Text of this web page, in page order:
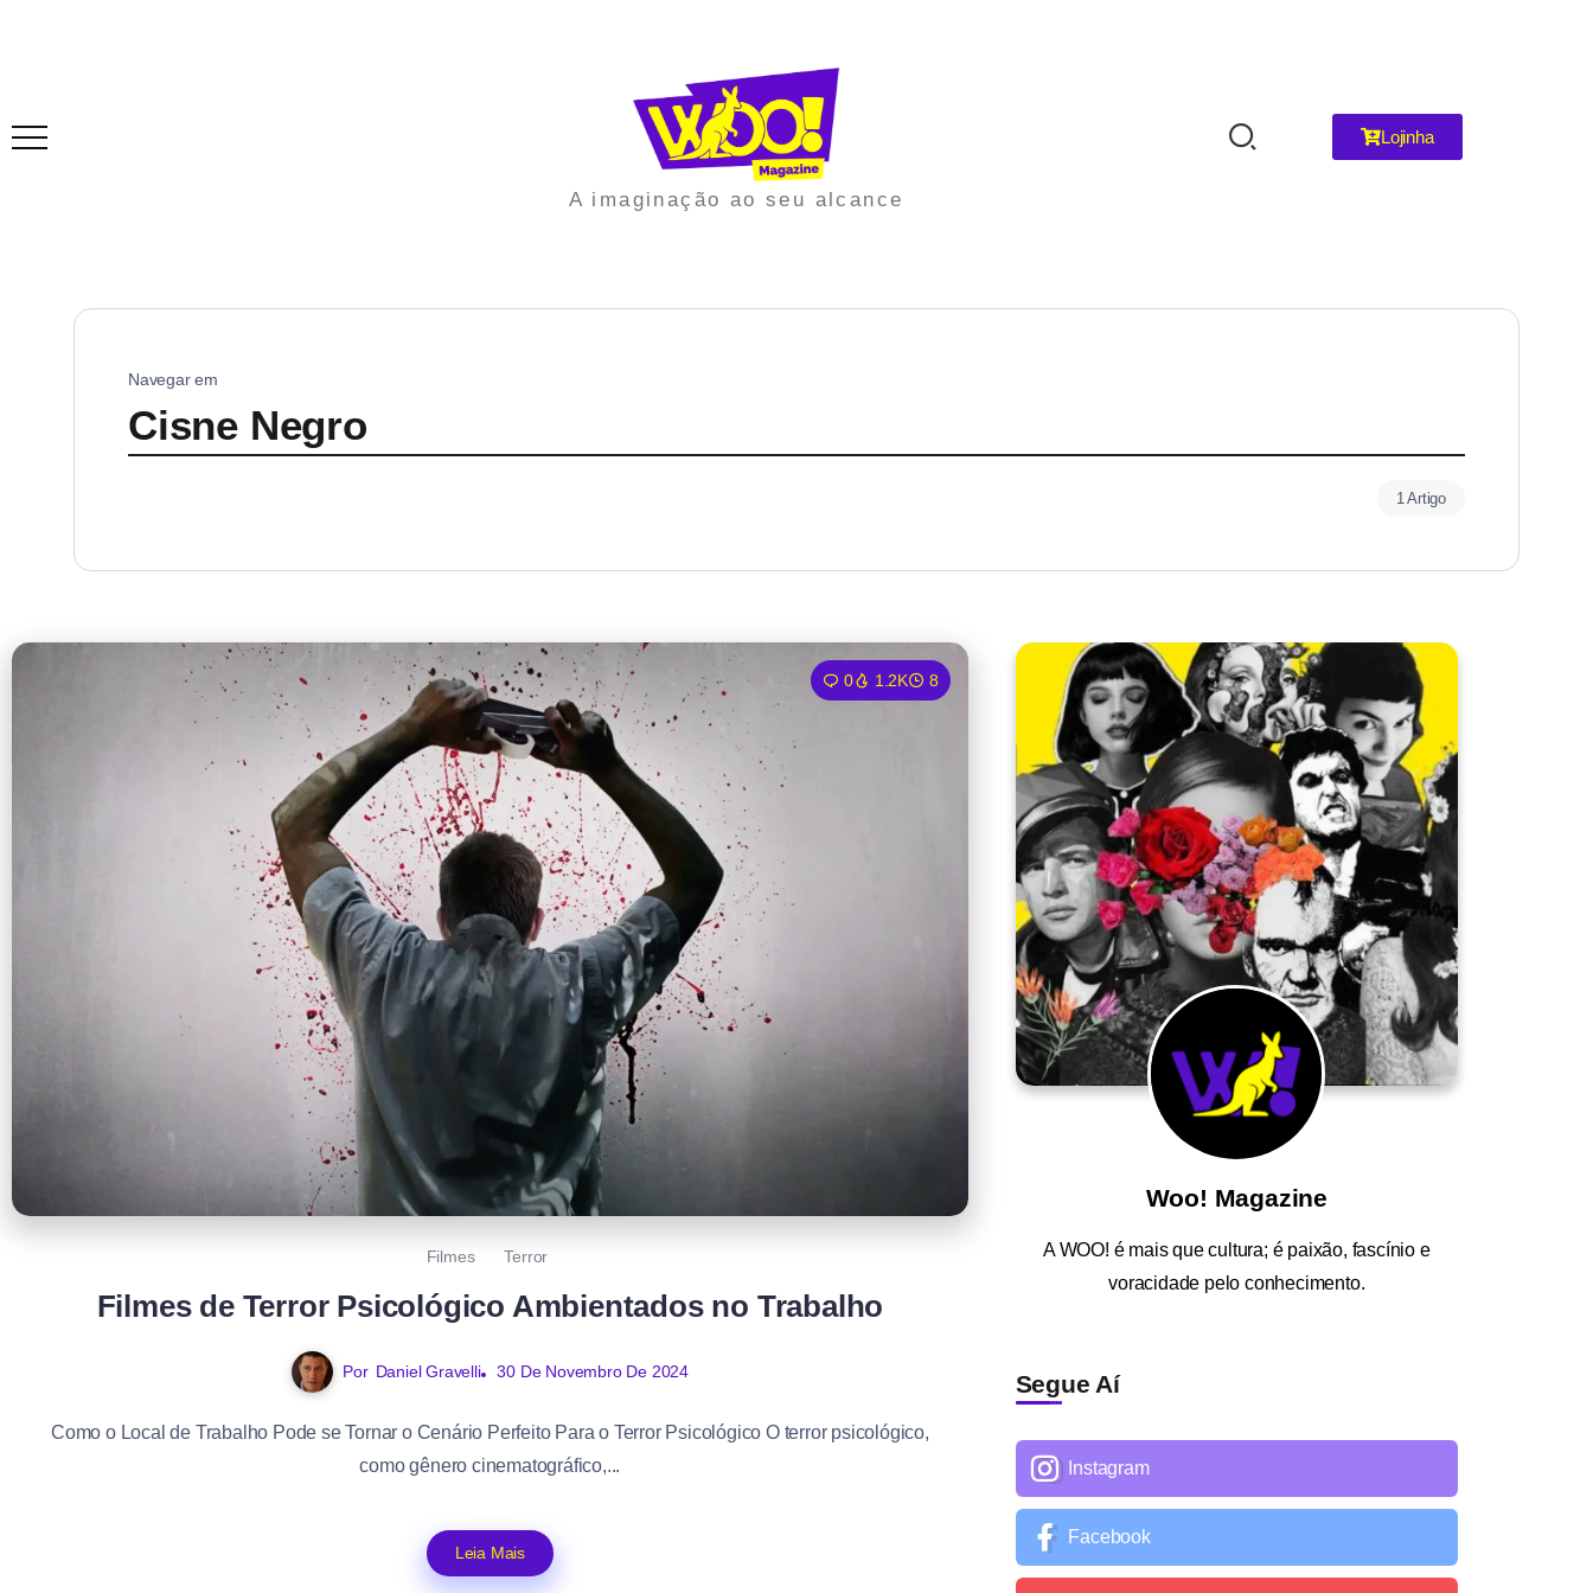
A imaginação ao seu alcance
Lojinha
Navegar em
Cisne Negro
1 Artigo
0 1.2K 8
Filmes Terror
Filmes de Terror Psicológico Ambientados no Trabalho
Por Daniel Gravelli 30 De Novembro De 2024
Como o Local de Trabalho Pode se Tornar o Cenário Perfeito Para o Terror Psicológico O terror psicológico,
como gênero cinematográfico,...
Leia Mais
Woo! Magazine
AWOO! é mais que cultura; é paixão, fascínio e
voracidade pelo conhecimento.
Segue Aí
Instagram
Facebook